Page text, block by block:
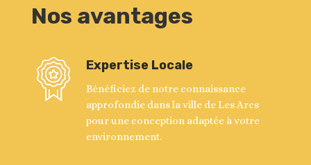
Nos avantages
Expertise Locale
Bénéficiez de notre connaissance
approfondie dans la ville de Les Arcs
pour une conception adaptée à votre
environnement.